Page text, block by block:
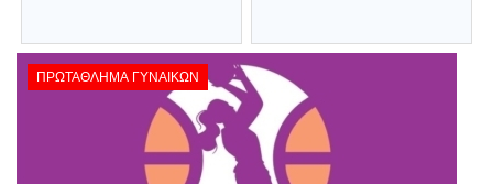
ΠΡΩΤΆΘΛΗΜΑ ΓΥΝΑΙΚΏΝ